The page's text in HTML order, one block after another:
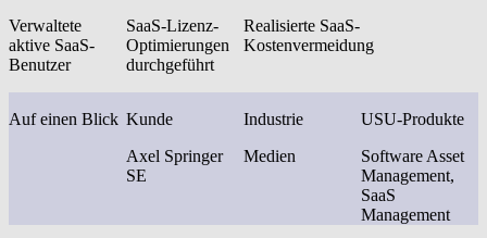
Verwaltete
aktive SaaS-
Benutzer
SaaS-Lizenz-
Optimierungen
durchgeführt
Realisierte SaaS-
Kostenvermeidung
Auf einen Blick Kunde
Axel Springer
SE
Industrie
Medien
USU-Produkte
Software Asset
Management,
SaaS
Management